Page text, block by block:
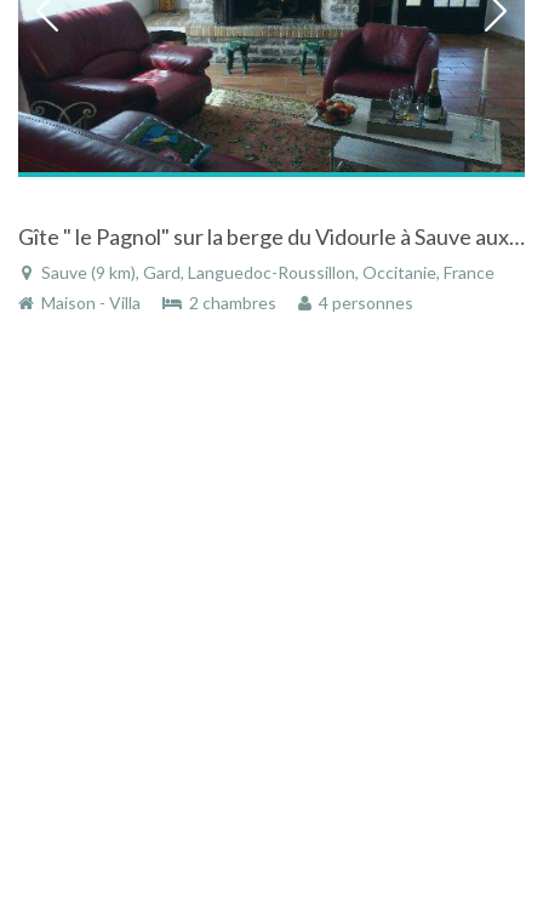
Gîte " le Pagnol" sur la berge du Vidourle à Sauve aux pieds des Cévennes
Sauve (9 km), Gard, Languedoc-Roussillon, Occitanie, France
Maison - Villa
2 chambres 4 personnes